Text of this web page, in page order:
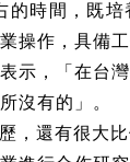
時間，既
操作，具備
示，「在台
沒有的」。
，還有很大